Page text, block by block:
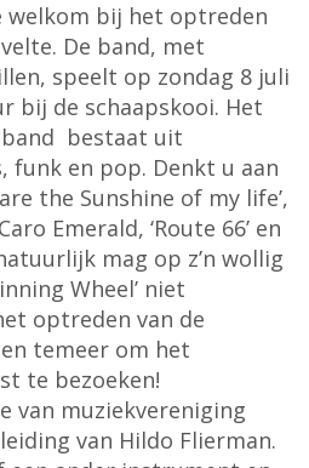
welkom bij het optreden
De band, met
speelt op zondag 8 juli
bij de schaapskooi. Het
bestaat uit
funk en pop. Denkt u aan
the Sunshine of my life’,
Emerald, ‘Route 66’ en
mag op z’n wollig
Wheel’ niet
optreden van de
temeer om het
te bezoeken!
van muziekvereniging
van Hildo Flierman.